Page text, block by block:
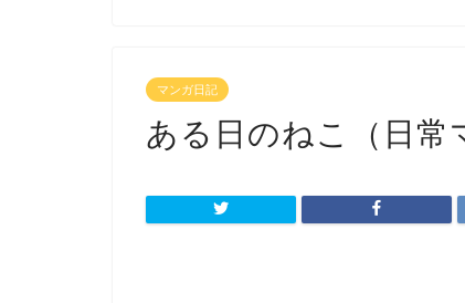
マンガ日記
ある日のねこ（日常